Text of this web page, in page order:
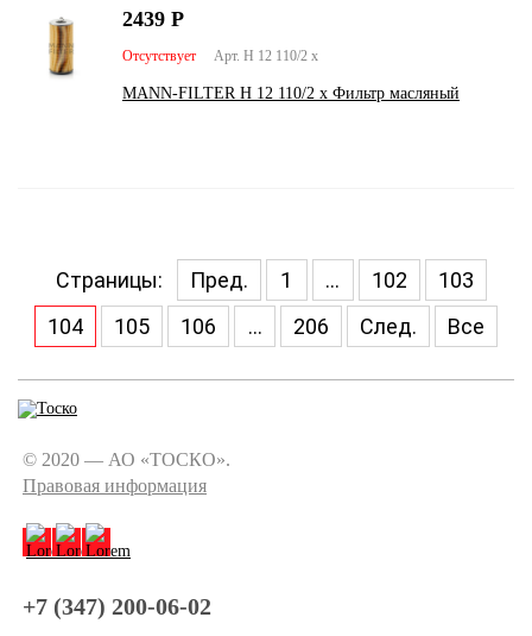
Арт. H 12 110/2 x
Отсутствует
MANN-FILTER H 12 110/2 x Фильтр масляный
2439 Р
Страницы: Пред. 1 ... 102
103
104
105 106 ... 206 След. Все
© 2020 — АО «ТОСКО».
Правовая информация
+7 (347) 200-06-02